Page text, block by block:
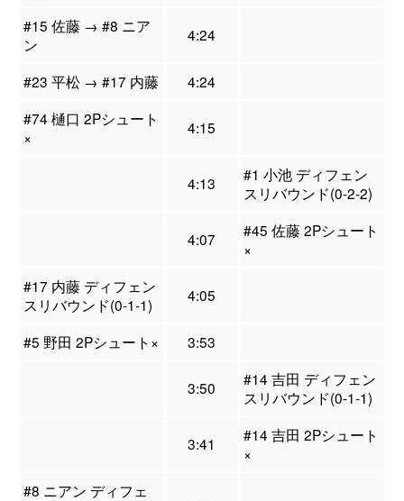
#15 佐藤 → #8 ニア
ン
4:24
#23 平松 → #17 内藤
4:24
#74 樋口 2Pシュート
×
4:15
4:13
#1 小池 ディフェン
スリバウンド(0-2-2)
4:07
#45 佐藤 2Pシュート
×
#17 内藤 ディフェン
スリバウンド(0-1-1)
4:05
#5 野田 2Pシュート× 3:53
3:50
#14 吉田 ディフェン
スリバウンド(0-1-1)
3:41
#14 吉田 2Pシュート
×
#8 ニアン ディフェ